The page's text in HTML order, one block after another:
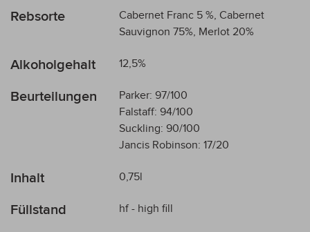
Rebsorte
Cabernet Franc 5 %, Cabernet
Sauvignon 75%, Merlot 20%
Alkoholgehalt 12,5%
Beurteilungen
Parker: 97/100
Falstaff: 94/100
Suckling: 90/100
Jancis Robinson: 17/20
Inhalt 0,75l
Füllstand hf - high fill